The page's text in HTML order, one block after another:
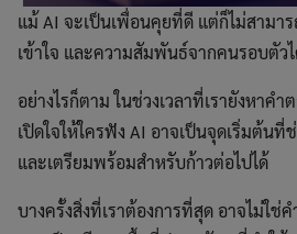
แม้ AI จะเป็นเพื่อนคุยที่ดี แต่ก็ไม่สามา
เข้าใจ และความสัมพันธ์จากคนรอบตัว
อย่างไรก็ตาม ในช่วงเวลาที่เรายังหาค
เปิดใจให้ใครฟัง AI อาจเป็นจุดเริ่มต้นที่
และเตรียมพร้อมสำหรับก้าวต่อไปได้
บางครั้งสิ่งที่เราต้องการที่สุด อาจไม่ใ